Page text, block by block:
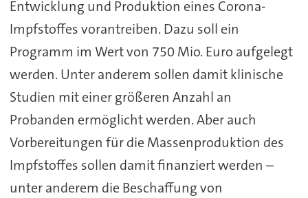
Entwicklung und Produktion eines Corona-
Impfstoffes vorantreiben. Dazu soll ein
Programm im Wert von 750 Mio. Euro aufgelegt
werden. Unter anderem sollen damit klinische
Studien mit einer größeren Anzahl an
Probanden ermöglicht werden. Aber auch
Vorbereitungen für die Massenproduktion des
Impfstoffes sollen damit finanziert werden –
unter anderem die Beschaffung von